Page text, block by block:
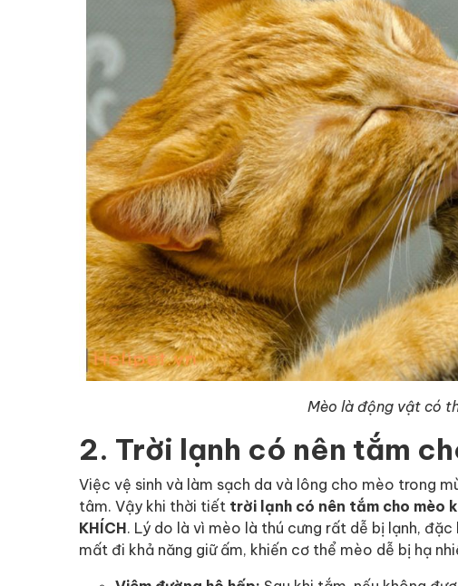
Mèo là động vật có
2. Trời lạnh có nên tắm
Việc vệ sinh và làm sạch da và lông cho mèo trong
tâm. Vậy khi thời tiết trời lạnh có nên tắm cho mèo
KHÍCH. Lý do là vì mèo là thú cưng rất dễ bị lạnh,
mất đi khả năng giữ ấm, khiến cơ thể mèo dễ bị hạ